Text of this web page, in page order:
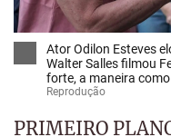
Ator Odilon Esteves
Walter Salles filmou
forte, a maneira
Reprodução
PRIMEIRO